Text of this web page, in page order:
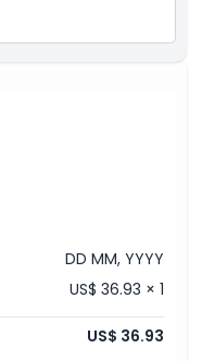
DD MM, YYYY
US$ 36.93 × 1
US$ 36.93